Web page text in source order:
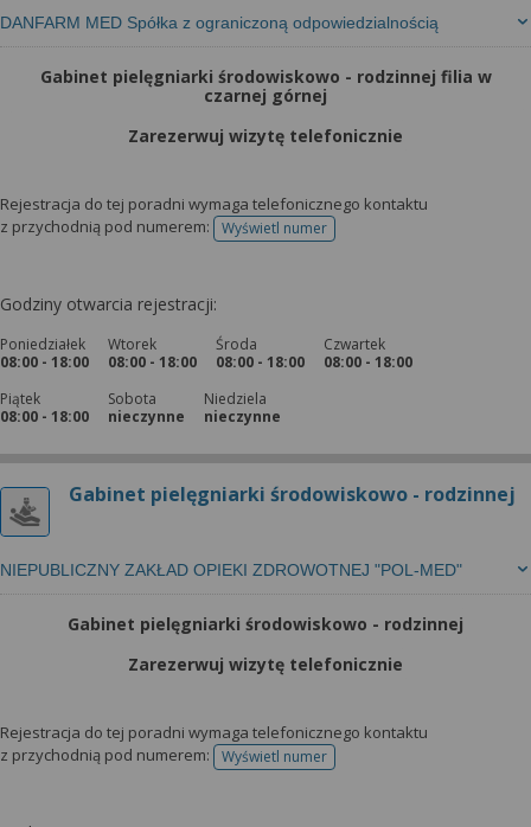
DANFARM MED Spółka z ograniczoną odpowiedzialnością
Gabinet pielęgniarki środowiskowo - rodzinnej filia w
czarnej górnej
Zarezerwuj wizytę telefonicznie
Rejestracja do tej poradni wymaga telefonicznego kontaktu
z przychodnią pod numerem:
Wyświetl numertelefonu do rejestracji
Godziny otwarcia rejestracji:
Poniedziałek
08:00 - 18:00
Wtorek
08:00 - 18:00
Środa
08:00 - 18:00
Czwartek
08:00 - 18:00
Piątek
08:00 - 18:00
Sobota
nieczynne
Niedziela
nieczynne
Gabinet pielęgniarki środowiskowo - rodzinnej
NIEPUBLICZNY ZAKŁAD OPIEKI ZDROWOTNEJ "POL-MED"
Gabinet pielęgniarki środowiskowo - rodzinnej
Zarezerwuj wizytę telefonicznie
Rejestracja do tej poradni wymaga telefonicznego kontaktu
z przychodnią pod numerem:
Wyświetl numertelefonu do rejestracji